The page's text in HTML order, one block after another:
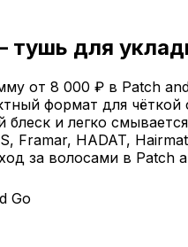
тушь для
от 8 000 ₽ в Patch
формат для
и легко
Framar, HADAT,
за волосами в Patch
Go